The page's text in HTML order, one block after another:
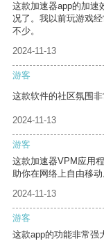
这款加速器app的加速
况了。我以前玩游戏
不少。
2024-11-13
游客
这款软件的社区氛围
2024-11-13
游客
这款加速器VPM应用
助你在网络上自由移动
2024-11-13
游客
这款app的功能非常强